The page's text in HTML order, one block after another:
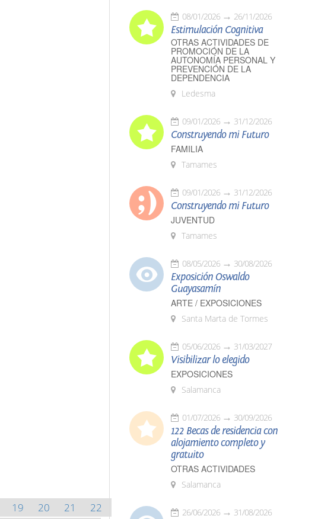
19 20 21
22
08/01/2026 26/11/2026
Estimulación Cognitiva
OTRAS ACTIVIDADES DE
PROMOCIÓN DE LA
AUTONOMÍA PERSONAL Y
PREVENCIÓN DE LA
DEPENDENCIA
Ledesma
09/01/2026 31/12/2026
Construyendo mi Futuro
FAMILIA
Tamames
09/01/2026 31/12/2026
Construyendo mi Futuro
JUVENTUD
Tamames
08/05/2026 30/08/2026
Exposición Oswaldo
Guayasamín
ARTE / EXPOSICIONES
Santa Marta de Tormes
05/06/2026 31/03/2027
Visibilizar lo elegido
EXPOSICIONES
Salamanca
01/07/2026 30/09/2026
122 Becas de residencia con
alojamiento completo y
gratuito
OTRAS ACTIVIDADES
Salamanca
26/06/2026 31/08/2026